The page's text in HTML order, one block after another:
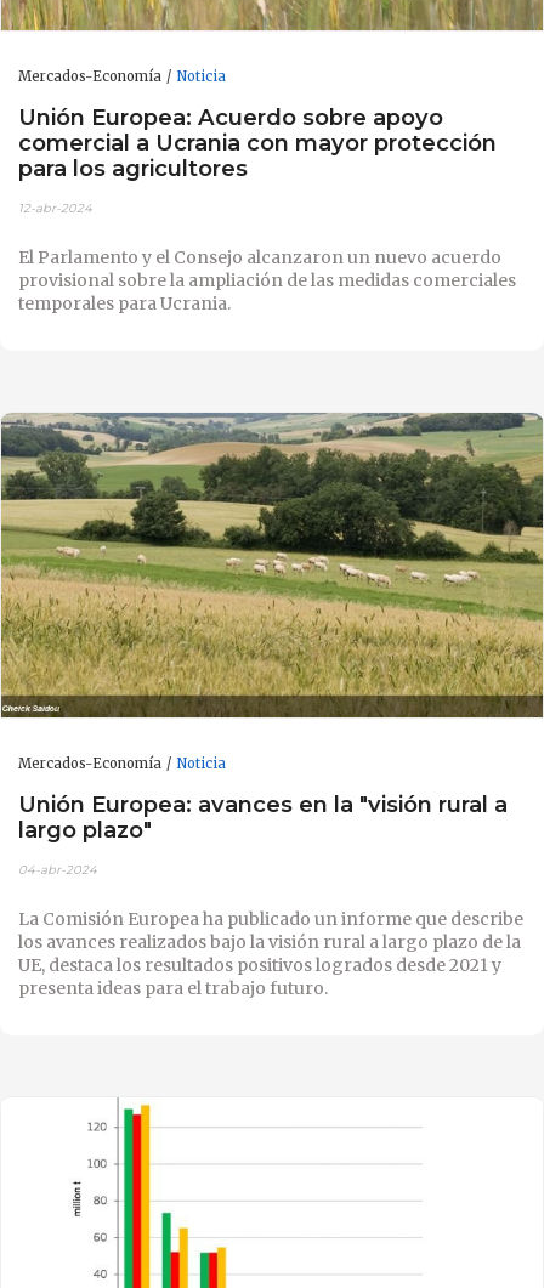
Mercados-Economía Noticia
Unión Europea: Acuerdo sobre apoyo
comercial a Ucrania con mayor protección
para los agricultores
12-abr-2024
El Parlamento y el Consejo alcanzaron un nuevo acuerdo
provisional sobre la ampliación de las medidas comerciales
temporales para Ucrania.
Mercados-Economía Noticia
Unión Europea: avances en la "visión rural a
largo plazo"
04-abr-2024
La Comisión Europea ha publicado un informe que describe
los avances realizados bajo la visión rural a largo plazo de la
UE, destaca los resultados positivos logrados desde 2021 y
presenta ideas para el trabajo futuro.